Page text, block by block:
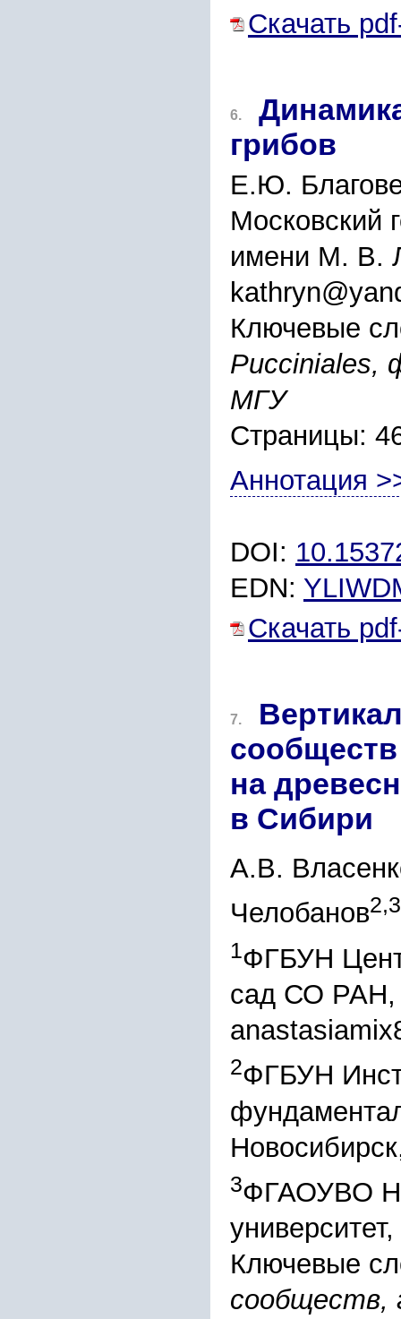
Скачать
6.
грибов
Е.Ю.
Московский
имени М. В.
Ключевые
Pucciniales,
МГУ
Страницы:
Аннотация
DOI:
EDN:
Скачать
7.
на
в Сибири
А.В.
Челобанов2,3
1ФГБУН
сад СО РАН,
2ФГБУН
3ФГАОУВО
Ключевые
сообществ,